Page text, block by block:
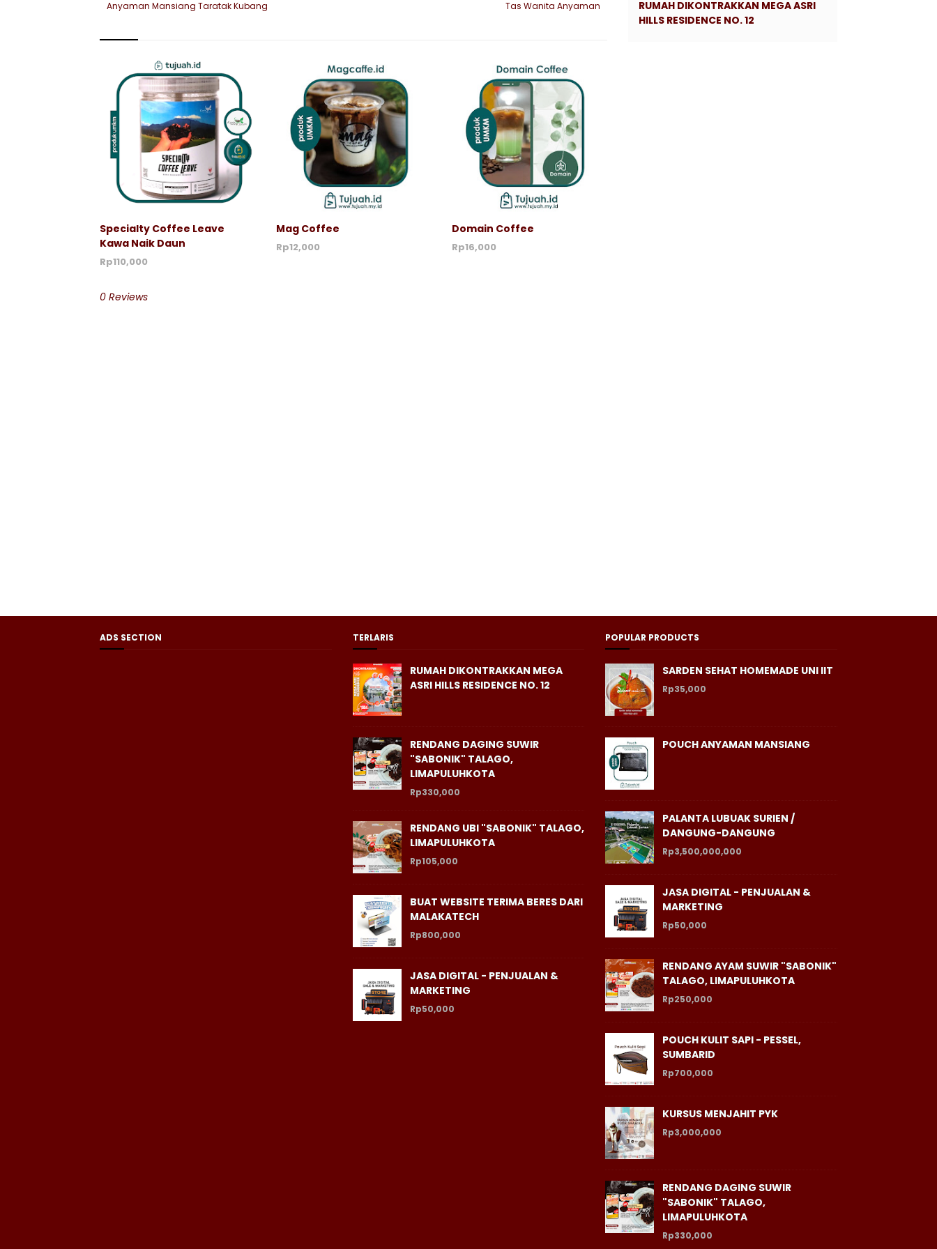
Tas Wanita Anyaman
Anyaman Mansiang Taratak Kubang
Specialty Coffee Leave
Kawa Naik Daun
Rp110,000
Mag Coffee
Rp12,000
Domain Coffee
Rp16,000
0 Reviews
RUMAH DIKONTRAKKAN MEGA ASRI
HILLS RESIDENCE NO. 12
ADS SECTION TERLARIS
RUMAH DIKONTRAKKAN MEGA
ASRI HILLS RESIDENCE NO. 12
RENDANG DAGING SUWIR
"SABONIK" TALAGO,
LIMAPULUHKOTA
Rp330,000
RENDANG UBI "SABONIK" TALAGO,
LIMAPULUHKOTA
Rp105,000
BUAT WEBSITE TERIMA BERES DARI
MALAKATECH
Rp800,000
JASA DIGITAL - PENJUALAN &
MARKETING
Rp50,000
POPULAR PRODUCTS
SARDEN SEHAT HOMEMADE UNI IIT
Rp35,000
POUCH ANYAMAN MANSIANG
PALANTA LUBUAK SURIEN /
DANGUNG-DANGUNG
Rp3,500,000,000
JASA DIGITAL - PENJUALAN &
MARKETING
Rp50,000
RENDANG AYAM SUWIR "SABONIK"
TALAGO, LIMAPULUHKOTA
Rp250,000
POUCH KULIT SAPI - PESSEL,
SUMBARID
Rp700,000
KURSUS MENJAHIT PYK
Rp3,000,000
RENDANG DAGING SUWIR
"SABONIK" TALAGO,
LIMAPULUHKOTA
Rp330,000